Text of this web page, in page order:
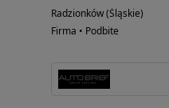
Radzionków (Śląskie)
Firma • Podbite